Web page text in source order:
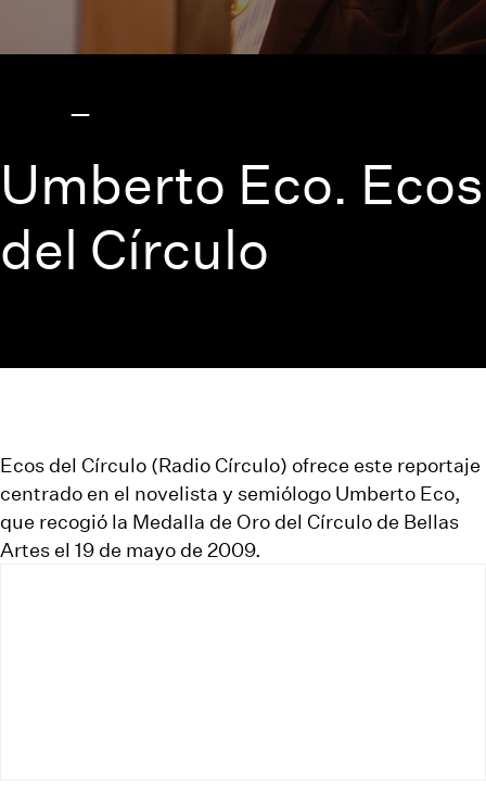
Umberto Eco. Ecos
del Círculo
Ecos del Círculo (Radio Círculo) ofrece este reportaje
centrado en el novelista y semiólogo Umberto Eco,
que recogió la Medalla de Oro del Círculo de Bellas
Artes el 19 de mayo de 2009.